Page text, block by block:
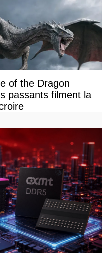
of the Dragon
passants filment la